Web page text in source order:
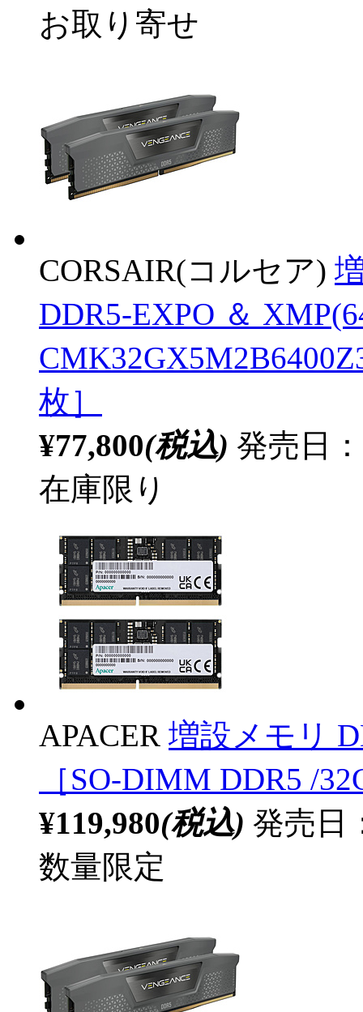
お取り寄せ
CORSAIR(コルセア)
DDR5-EXPO ＆
枚］
¥77,800(税込) 発売日
在庫限り
APACER 増設メモリ
［SO-DIMM DDR5 /
¥119,980(税込) 発売日
数量限定